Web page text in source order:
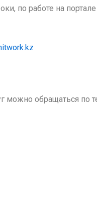
по работе на
можно обращаться по